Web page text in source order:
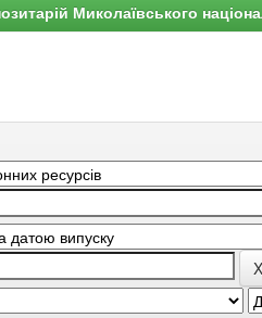
Миколаївського